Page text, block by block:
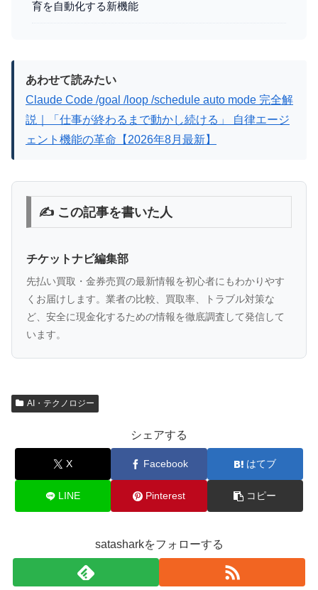
育を自動化する新機能
あわせて読みたい
Claude Code /goal /loop /schedule auto mode 完全解
説｜「仕事が終わるまで動かし続ける」 自律エージ
ェント機能の革命【2026年8月最新】
✍️ この記事を書いた人
チケットナビ編集部
先払い買取・金券売買の最新情報を初心者にもわかりやす
くお届けします。業者の比較、買取率、トラブル対策な
ど、安全に現金化するための情報を徹底調査して発信して
います。
AI・テクノロジー
シェアする
X Facebook はてブ
LINE Pinterest コピー
satasharkをフォローする